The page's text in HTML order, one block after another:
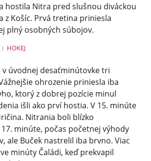
hostila Nitra pred slušnou diváckou
z Košíc. Prvá tretina priniesla
plný osobných súbojov.
HOKEJ
v úvodnej desaťminútovke tri
ohrozenie priniesla iba
ktorý z dobrej pozície minul
išli ako prví hostia. V 15. minúte
Nitrania boli blízko
minúte, počas početnej výhody
ale Buček nastrelil iba brvno. Viac
minúty Čaládi, keď prekvapil